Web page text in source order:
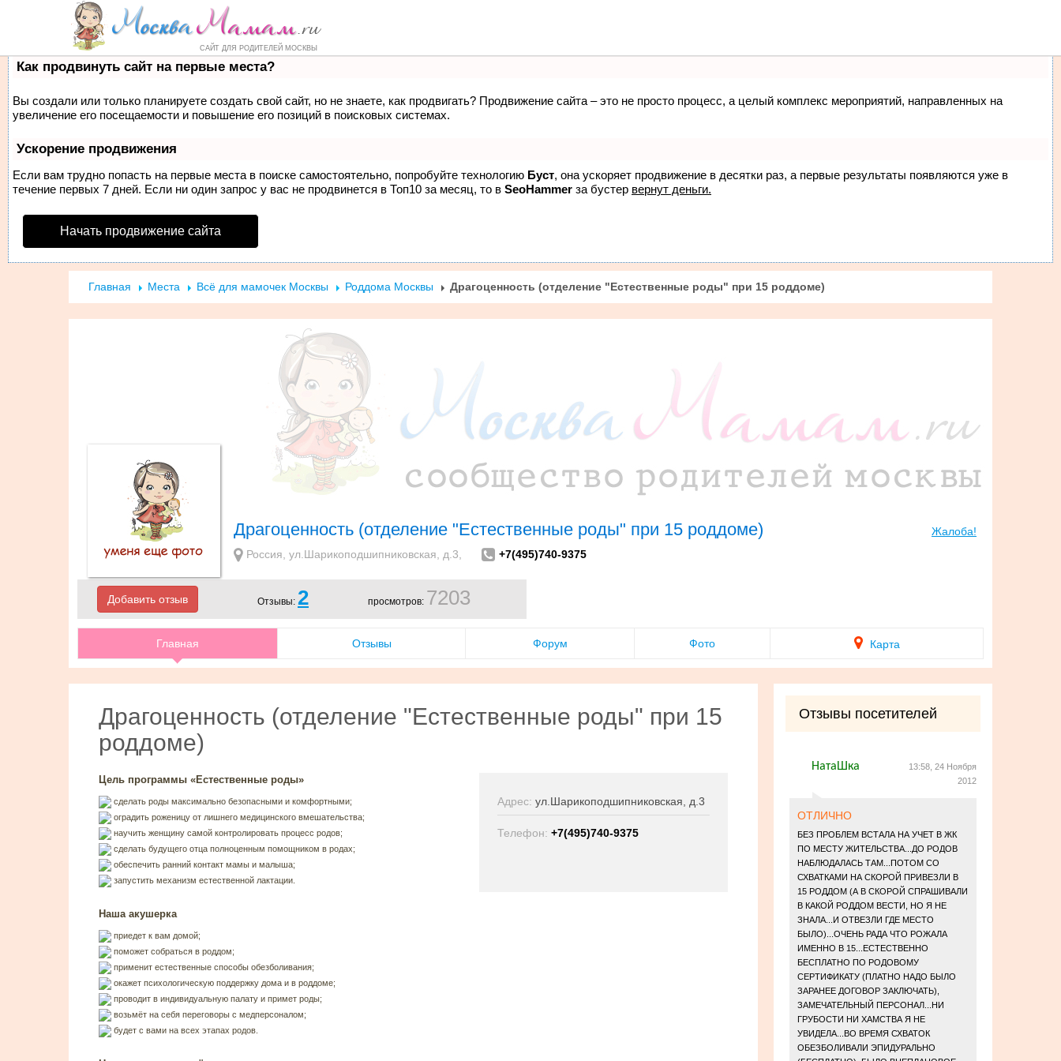
САЙТ ДЛЯ РОДИТЕЛЕЙ МОСКВЫ
Форум Маркет
Как продвинуть сайт на первые места?
Вы создали или только планируете создать свой сайт, но не знаете, как продвигать? Продвижение сайта – это не просто процесс, а целый комплекс мероприятий, направленных на
увеличение его посещаемости и повышение его позиций в поисковых системах.
Ускорение продвижения
Если вам трудно попасть на первые места в поиске самостоятельно, попробуйте технологию Буст, она ускоряет продвижение в десятки раз, а первые результаты появляются уже в
течение первых 7 дней. Если ни один запрос у вас не продвинется в Топ10 за месяц, то в SeoHammer за бустер вернут деньги.
Начать продвижение сайта
Главная Места Всё для мамочек Москвы Роддома Москвы Драгоценность (отделение "Естественные роды" при 15 роддоме)
Драгоценность (отделение "Естественные роды" при 15 роддоме)
Жалоба!
Россия, ул.Шарикоподшипниковская, д.3,
+7(495)740-9375
Добавить отзыв Отзывы: 2 просмотров: 7203
Главная Отзывы Форум Фото Карта
Драгоценность (отделение "Естественные роды" при 15
роддоме)
Адрес: ул.Шарикоподшипниковская, д.3
Телефон: +7(495)740-9375
Цель программы «Естественные роды»
сделать роды максимально безопасными и комфортными;
оградить роженицу от лишнего медицинского вмешательства;
научить женщину самой контролировать процесс родов;
сделать будущего отца полноценным помощником в родах;
обеспечить ранний контакт мамы и малыша;
запустить механизм естественной лактации.
Наша акушерка
приедет к вам домой;
поможет собраться в роддом;
применит естественные способы обезболивания;
окажет психологическую поддержку дома и в роддоме;
проводит в индивидуальную палату и примет роды;
возьмёт на себя переговоры с медперсоналом;
будет с вами на всех этапах родов.
Отзывы посетителей
НатаШка
13:58, 24 Ноября
2012
ОТЛИЧНО
БЕЗ ПРОБЛЕМ ВСТАЛА НА УЧЕТ В ЖК
ПО МЕСТУ ЖИТЕЛЬСТВА...ДО РОДОВ
НАБЛЮДАЛАСЬ ТАМ...ПОТОМ СО
СХВАТКАМИ НА СКОРОЙ ПРИВЕЗЛИ В
15 РОДДОМ (А В СКОРОЙ СПРАШИВАЛИ
В КАКОЙ РОДДОМ ВЕСТИ, НО Я НЕ
ЗНАЛА...И ОТВЕЗЛИ ГДЕ МЕСТО
БЫЛО)...ОЧЕНЬ РАДА ЧТО РОЖАЛА
ИМЕННО В 15...ЕСТЕСТВЕННО
БЕСПЛАТНО ПО РОДОВОМУ
СЕРТИФИКАТУ (ПЛАТНО НАДО БЫЛО
ЗАРАНЕЕ ДОГОВОР ЗАКЛЮЧАТЬ),
ЗАМЕЧАТЕЛЬНЫЙ ПЕРСОНАЛ...НИ
ГРУБОСТИ НИ ХАМСТВА Я НЕ
УВИДЕЛА...ВО ВРЕМЯ СХВАТОК
ОБЕЗБОЛИВАЛИ ЭПИДУРАЛЬНО